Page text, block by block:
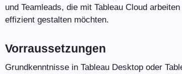
und Teamleads, die mit Tableau Cloud
effizient gestalten möchten.
Vorraussetzungen
Grundkenntnisse in Tableau Desktop oder